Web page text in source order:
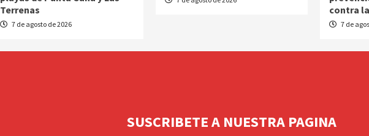
Terrenas
7 de agosto de 2026
contra
7 de
SUSCRIBETE A NUESTRA PAGINA